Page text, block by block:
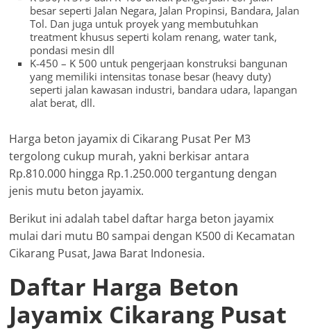
besar seperti Jalan Negara, Jalan Propinsi, Bandara, Jalan
Tol. Dan juga untuk proyek yang membutuhkan
treatment khusus seperti kolam renang, water tank,
pondasi mesin dll
K-450 – K 500 untuk pengerjaan konstruksi bangunan
yang memiliki intensitas tonase besar (heavy duty)
seperti jalan kawasan industri, bandara udara, lapangan
alat berat, dll.
Harga beton jayamix di Cikarang Pusat Per M3
tergolong cukup murah, yakni berkisar antara
Rp.810.000 hingga Rp.1.250.000 tergantung dengan
jenis mutu beton jayamix.
Berikut ini adalah tabel daftar harga beton jayamix
mulai dari mutu B0 sampai dengan K500 di Kecamatan
Cikarang Pusat, Jawa Barat Indonesia.
Daftar Harga Beton
Jayamix Cikarang Pusat